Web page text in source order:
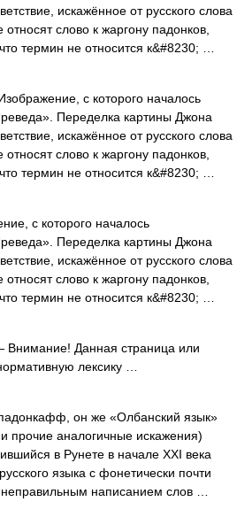
искажённое от русского слова
слово к жаргону падонков,
термин не относится к&#8230; …
с которого началось
Переделка картины Джона
искажённое от русского слова
слово к жаргону падонков,
термин не относится к&#8230; …
с которого началось
Переделка картины Джона
искажённое от русского слова
слово к жаргону падонков,
термин не относится к&#8230; …
Внимание! Данная страница или
лексику …
он же «Олбанский язык»
прочие аналогичные искажения)
в Рунете в начале XXI века
языка с фонетически почти
написанием слов …